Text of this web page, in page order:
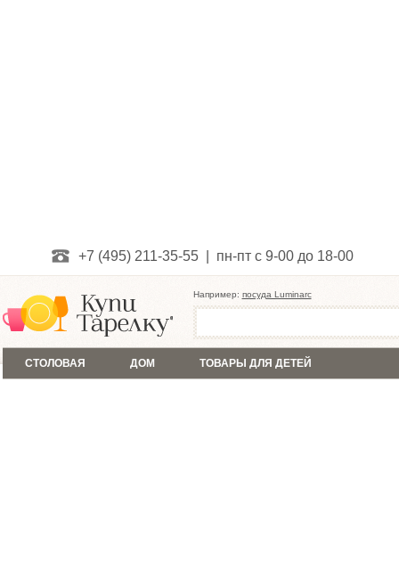
+7 (495) 211-35-55 | пн-пт с 9-00 до 18-00
Например: посуда Luminarc
СТОЛОВАЯ ДОМ ТОВАРЫ ДЛЯ ДЕТЕЙ